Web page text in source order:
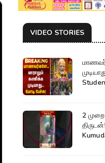
VIDEO STORIES
முடியாது..
2 முறை